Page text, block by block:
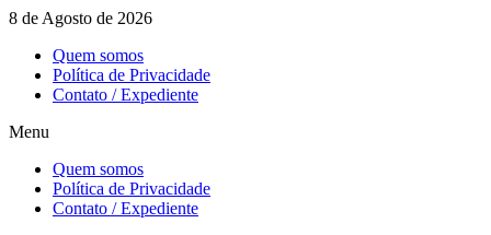
Ir
conteúdo
8 de Agosto de 2026
Quem somos
Política de Privacidade
Contato / Expediente
Menu
Quem somos
Política de Privacidade
Contato / Expediente